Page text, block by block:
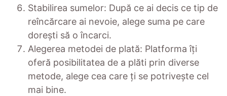
Stabilirea sumelor: După ce ai decis ce tip de
reîncărcare ai nevoie, alege suma pe care
dorești să o încarci.
Alegerea metodei de plată: Platforma îți
oferă posibilitatea de a plăti prin diverse
metode, alege cea care ți se potrivește cel
mai bine.